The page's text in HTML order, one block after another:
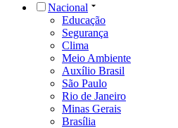
Nacional
Educação
Segurança
Clima
Meio Ambiente
Auxílio Brasil
São Paulo
Rio de Janeiro
Minas Gerais
Brasília